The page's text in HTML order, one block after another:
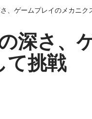
、ゲームプレイのメカニク
深さ、
て挑戦